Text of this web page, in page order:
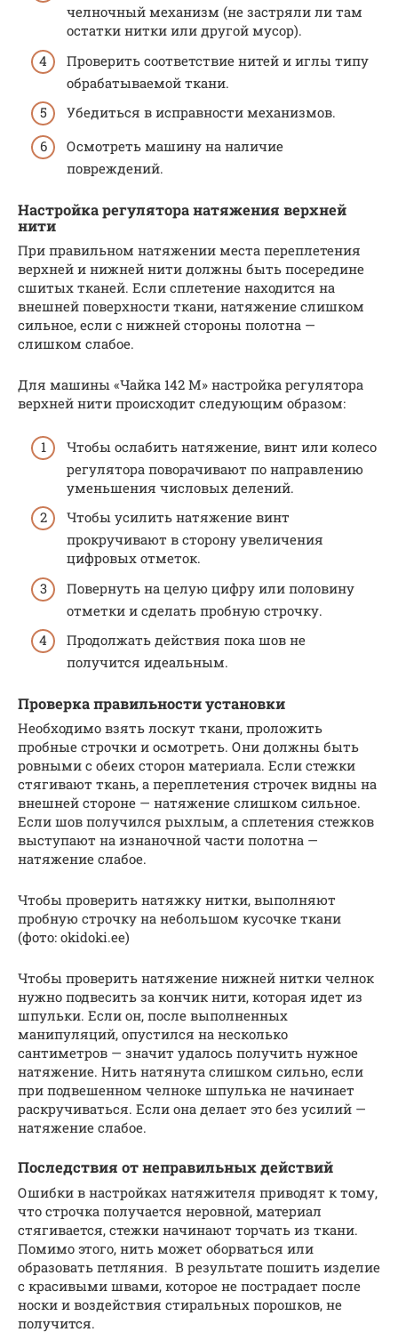
челночный механизм (не застряли ли там
остатки нитки или другой мусор).
Проверить соответствие нитей и иглы типу
обрабатываемой ткани.
Убедиться в исправности механизмов.
Осмотреть машину на наличие
повреждений.
Настройка регулятора натяжения верхней
нити
При правильном натяжении места переплетения
верхней и нижней нити должны быть посередине
сшитых тканей. Если сплетение находится на
внешней поверхности ткани, натяжение слишком
сильное, если с нижней стороны полотна —
слишком слабое.
Для машины «Чайка 142 М» настройка регулятора
верхней нити происходит следующим образом:
Чтобы ослабить натяжение, винт или колесо
регулятора поворачивают по направлению
уменьшения числовых делений.
Чтобы усилить натяжение винт
прокручивают в сторону увеличения
цифровых отметок.
Повернуть на целую цифру или половину
отметки и сделать пробную строчку.
Продолжать действия пока шов не
получится идеальным.
Проверка правильности установки
Необходимо взять лоскут ткани, проложить
пробные строчки и осмотреть. Они должны быть
ровными с обеих сторон материала. Если стежки
стягивают ткань, а переплетения строчек видны на
внешней стороне — натяжение слишком сильное.
Если шов получился рыхлым, а сплетения стежков
выступают на изнаночной части полотна —
натяжение слабое.
Чтобы проверить натяжку нитки, выполняют
пробную строчку на небольшом кусочке ткани
(фото: okidoki.ee)
Чтобы проверить натяжение нижней нитки челнок
нужно подвесить за кончик нити, которая идет из
шпульки. Если он, после выполненных
манипуляций, опустился на несколько
сантиметров — значит удалось получить нужное
натяжение. Нить натянута слишком сильно, если
при подвешенном челноке шпулька не начинает
раскручиваться. Если она делает это без усилий —
натяжение слабое.
Последствия от неправильных действий
Ошибки в настройках натяжителя приводят к тому,
что строчка получается неровной, материал
стягивается, стежки начинают торчать из ткани.
Помимо этого, нить может оборваться или
образовать петляния. В результате пошить изделие
с красивыми швами, которое не пострадает после
носки и воздействия стиральных порошков, не
получится.